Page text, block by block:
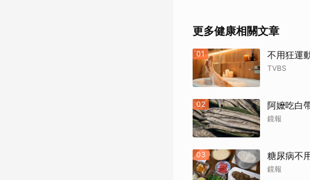
更多健康相關文章
01 不用狂運
TVBS
02 阿嬤吃白
鏡報
03 糖尿病不
鏡報